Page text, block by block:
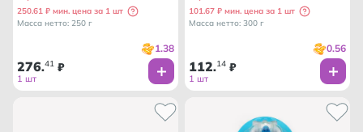
250.61 ₽ мин. цена за 1 шт
Масса нетто: 250 г
1.38
276.41 ₽
1 шт
101.67 ₽ мин. цена за 1 шт
Масса нетто: 300 г
0.56
112.14 ₽
1 шт